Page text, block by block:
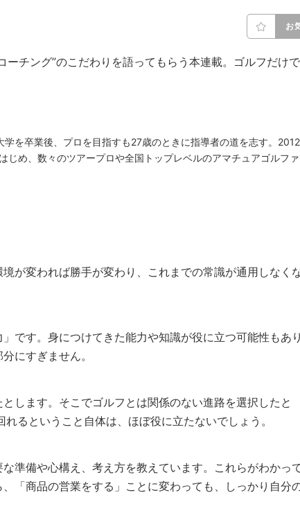
お
ーチング”のこだわりを語ってもらう本連載。ゴルフだけで
を卒業後、プロを目指すも27歳のときに指導者の道を志す。2012
じめ、数々のツアープロや全国トップレベルのアマチュアゴルファ
が変われば勝手が変わり、これまでの常識が通用しなく
です。身につけてきた能力や知識が役に立つ可能性もあ
にすぎません。
します。そこでゴルフとは関係のない進路を選択したと
るということ自体は、ほぼ役に立たないでしょう。
準備や心構え、考え方を教えています。これらがわかっ
「商品の営業をする」ことに変わっても、しっかり自分